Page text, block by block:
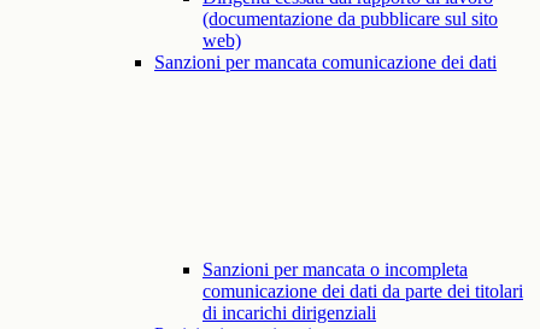
(documentazione da pubblicare sul sito
web)
Sanzioni per mancata comunicazione dei dati
Sanzioni per mancata o incompleta
comunicazione dei dati da parte dei titolari
di incarichi dirigenziali